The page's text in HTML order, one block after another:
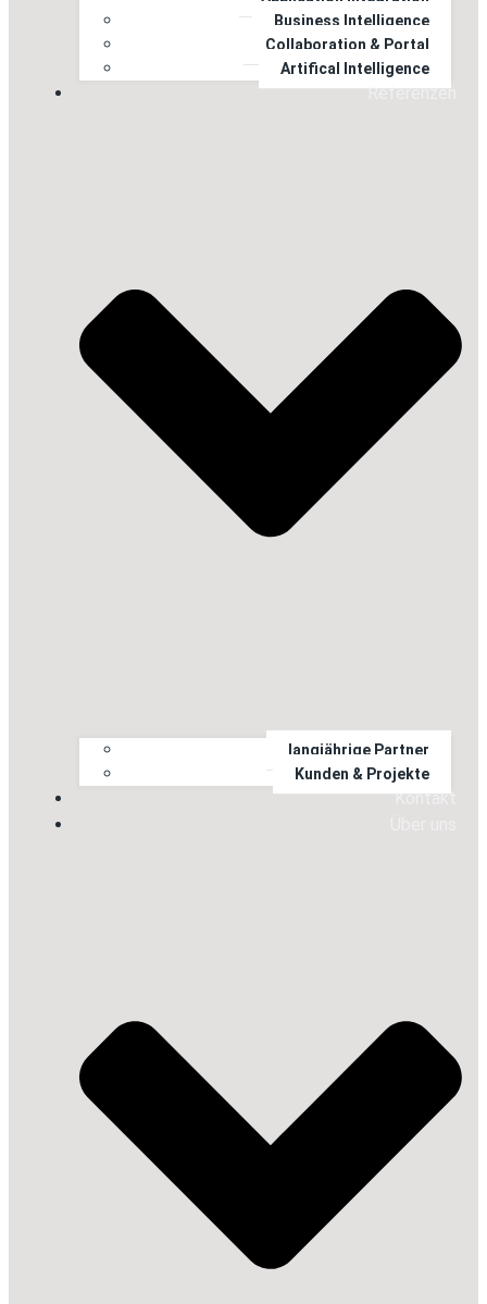
Business Intelligence
Collaboration & Portal
Artifical Intelligence
Referenzen
langjährige Partner
Kunden & Projekte
Kontakt